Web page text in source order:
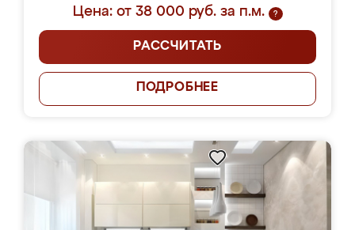
Цена: от 38 000 руб. за п.м.
?
РАССЧИТАТЬ
ПОДРОБНЕЕ